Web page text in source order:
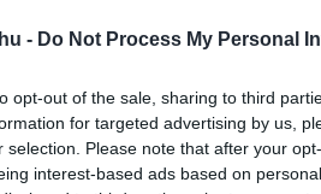
- Do Not Process My Personal
opt-out of the sale, sharing to third
for targeted advertising by us,
selection. Please note that after your
interest-based ads based on